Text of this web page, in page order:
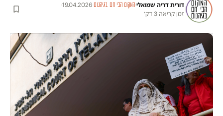
דורית דריה שמואלי·המקום הכי חם בגיהנום·
19.04.2026
·
זמן קריאה 3 דק׳